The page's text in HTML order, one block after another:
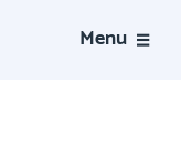
Menu